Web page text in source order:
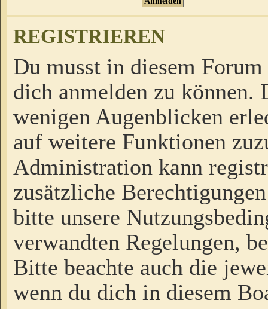
REGISTRIEREN
Du musst in diesem
dich anmelden zu
wenigen Augenblicken
auf weitere Funktionen
Administration kann
zusätzliche
bitte unsere
verwandten Regelungen,
Bitte beachte auch die
wenn du dich in diesem